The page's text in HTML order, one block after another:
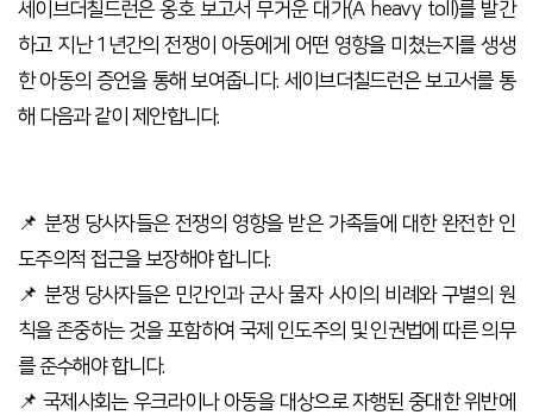
세이브더칠드런은 옹호 보고서 무거운 대가(A heavy toll)를 발간
하고 지난 1년간의 전쟁이 아동에게 어떤 영향을 미쳤는지를 생생
한 아동의 증언을 통해 보여줍니다. 세이브더칠드런은 보고서를 통
해 다음과 같이 제안합니다.
📌분쟁 당사자들은 전쟁의 영향을 받은 가족들에 대한 완전한 인
도주의적 접근을 보장해야 합니다.
📌분쟁 당사자들은 민간인과 군사 물자 사이의 비례와 구별의 원
칙을 존중하는 것을 포함하여 국제 인도주의 및 인권법에 따른 의무
를 준수해야 합니다.
📌국제사회는 우크라이나 아동을 대상으로 자행된 중대한 위반에